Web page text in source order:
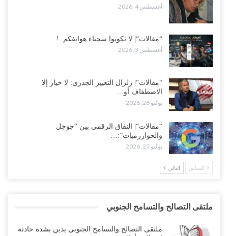
أغسطس 4, 2026
“مقالات“| لا تكونوا سجناء هواتفكم..!
أغسطس 3, 2026
“مقالات“| زلزال التغيير الجذري: لا خيار إلا
الاصطفاف أو…
يوليو 26, 2026
“مقالات“| النفاق الرقمي بين “جوجل
والخوارزميات”:…
يوليو 22, 2026
السابق التالي
ملتقى التصالح والتسامح الجنوبي
ملتقى التصالح والتسامح الجنوبي يدين بشدة حادثة